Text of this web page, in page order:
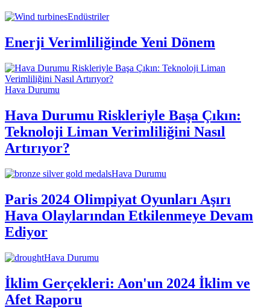
Endüstriler
Enerji Verimliliğinde Yeni Dönem
Hava Durumu
Hava Durumu Riskleriyle Başa Çıkın:
Teknoloji Liman Verimliliğini Nasıl
Artırıyor?
Hava Durumu
Paris 2024 Olimpiyat Oyunları Aşırı
Hava Olaylarından Etkilenmeye Devam
Ediyor
Hava Durumu
İklim Gerçekleri: Aon'un 2024 İklim ve
Afet Raporu